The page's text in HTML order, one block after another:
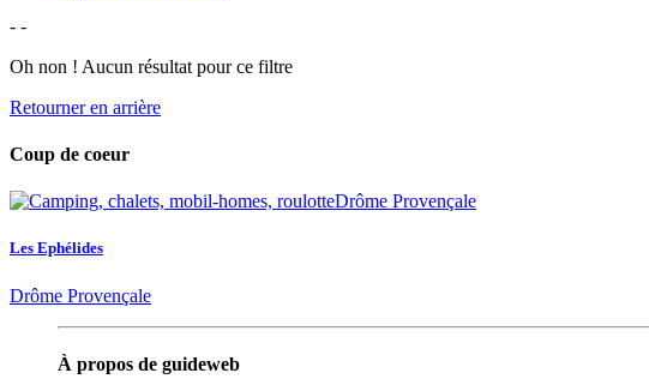
- -
Oh non ! Aucun résultat pour ce filtre
Retourner en arrière
Coup de coeur
Les Ephélides
Drôme Provençale
À propos de guideweb